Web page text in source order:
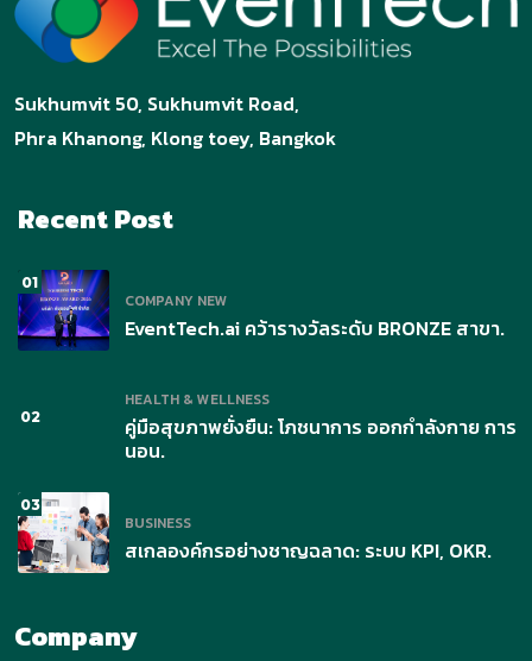
Sukhumvit 50, Sukhumvit Road,
Phra Khanong, Klong toey, Bangkok
Recent Post
01
COMPANY NEW
EventTech.ai คว้ารางวัลระดับ BRONZE สาขา.
02
HEALTH & WELLNESS
คู่มือสุขภาพยั่งยืน: โภชนาการ ออกกำลังกาย การ
นอน.
03
BUSINESS
สเกลองค์กรอย่างชาญฉลาด: ระบบ KPI, OKR.
Company